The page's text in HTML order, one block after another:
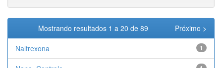
Mostrando resultados 1 a 20 de 89 Próximo >
Naltrexona 1